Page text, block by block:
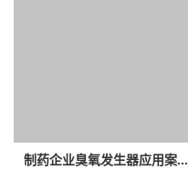
制药企业臭氧发生器应用案...